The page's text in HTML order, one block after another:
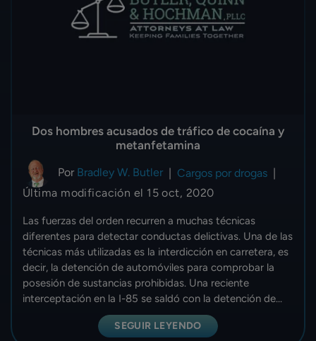
Dos hombres acusados de tráfico de cocaína y
metanfetamina
Por Bradley W. Butler Cargos por drogas
Última modificación el 15 oct, 2020
Las fuerzas del orden recurren a muchas técnicas
diferentes para detectar conductas delictivas. Una de las
técnicas más utilizadas es la interdicción en carretera, es
decir, la detención de automóviles para comprobar la
posesión de sustancias prohibidas. Una reciente
interceptación en la I-85 se saldó con la detención de...
SEGUIR LEYENDO